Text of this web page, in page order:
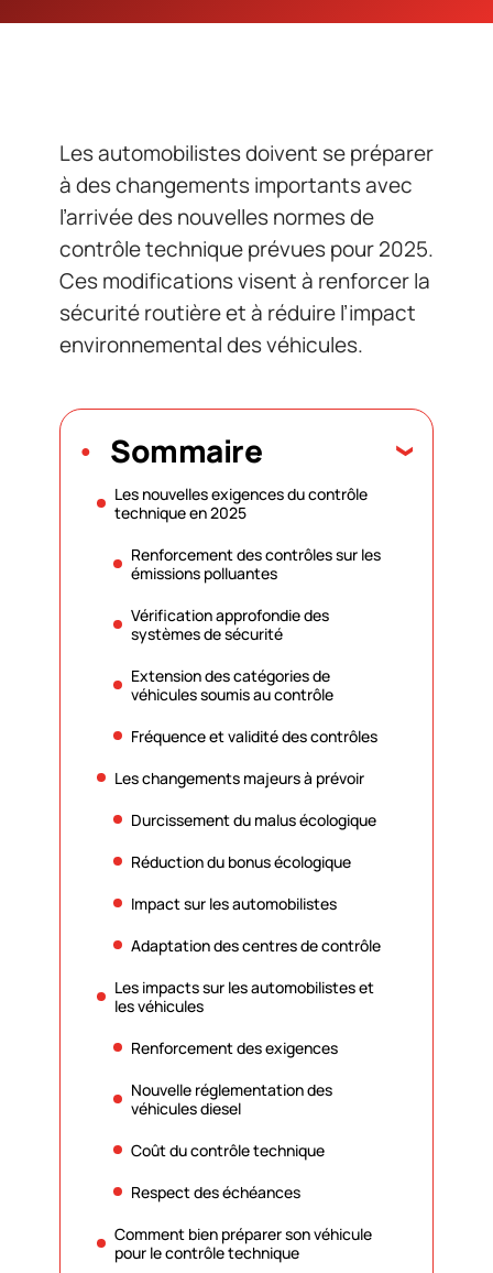
Les automobilistes doivent se préparer
à des changements importants avec
l’arrivée des nouvelles normes de
contrôle technique prévues pour 2025.
Ces modifications visent à renforcer la
sécurité routière et à réduire l’impact
environnemental des véhicules.
Sommaire
Les nouvelles exigences du contrôle
technique en 2025
Renforcement des contrôles sur les
émissions polluantes
Vérification approfondie des
systèmes de sécurité
Extension des catégories de
véhicules soumis au contrôle
Fréquence et validité des contrôles
Les changements majeurs à prévoir
Durcissement du malus écologique
Réduction du bonus écologique
Impact sur les automobilistes
Adaptation des centres de contrôle
Les impacts sur les automobilistes et
les véhicules
Renforcement des exigences
Nouvelle réglementation des
véhicules diesel
Coût du contrôle technique
Respect des échéances
Comment bien préparer son véhicule
pour le contrôle technique